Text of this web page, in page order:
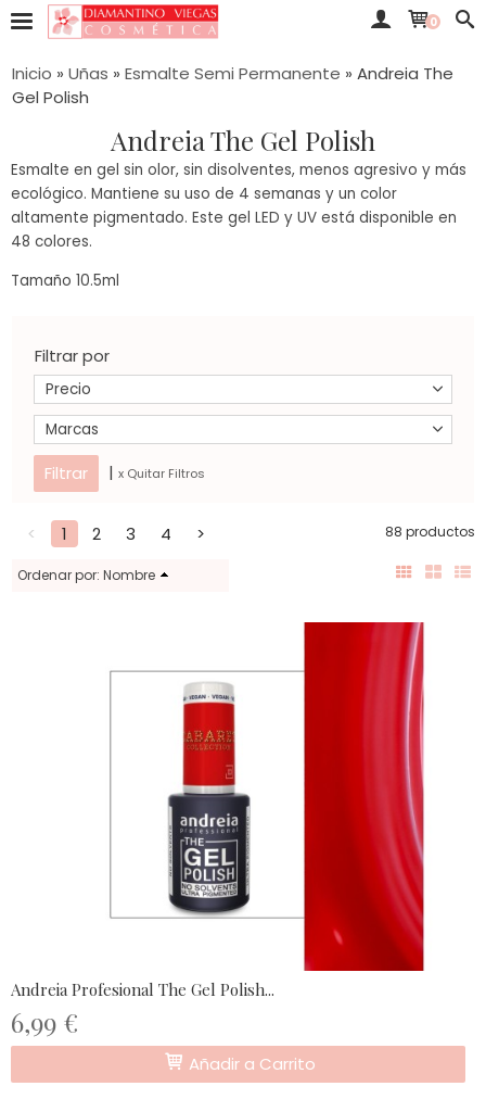
0
Inicio » Uñas » Esmalte Semi Permanente » Andreia The
Gel Polish
Andreia The Gel Polish
Esmalte en gel sin olor, sin disolventes, menos agresivo y más
ecológico. Mantiene su uso de 4 semanas y un color
altamente pigmentado. Este gel LED y UV está disponible en
48 colores.
Tamaño 10.5ml
Filtrar por
Precio
Marcas
| x Quitar Filtros
< 1 2 3 4 > 88 productos
Ordenar por: Nombre
Andreia Profesional The Gel Polish...
6,99 €
Añadir a Carrito